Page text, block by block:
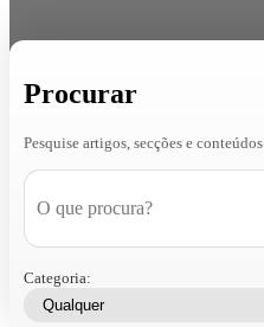
Procurar
Pesquise artigos, secções e conteúdos
Categoria: